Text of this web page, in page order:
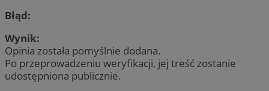
Błąd:
Wynik:
Opinia została pomyślnie dodana.
Po przeprowadzeniu weryfikacji, jej treść zostanie
udostępniona publicznie.